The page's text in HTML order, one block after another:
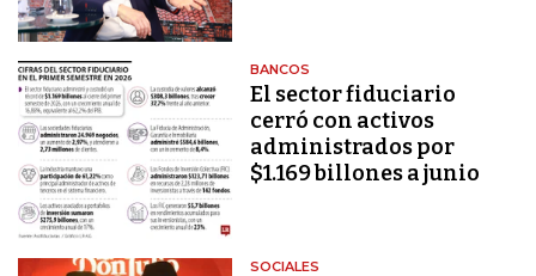
BANCOS
El sector fiduciario
cerró con activos
administrados por
$1.169 billones a junio
SOCIALES